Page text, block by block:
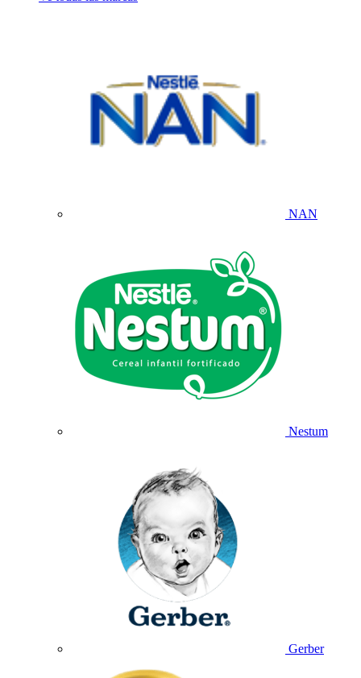
NAN
Nestum
Gerber